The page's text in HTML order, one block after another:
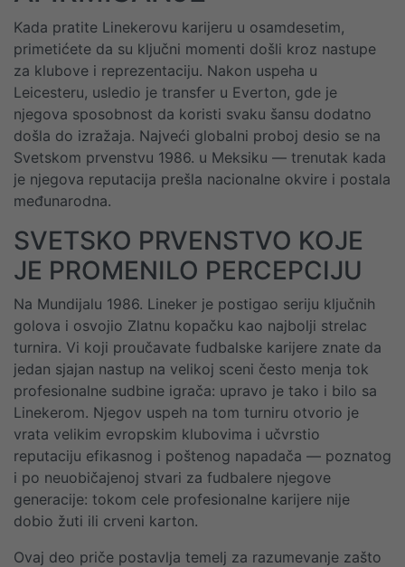
Kada pratite Linekerovu karijeru u osamdesetim,
primetićete da su ključni momenti došli kroz nastupe
za klubove i reprezentaciju. Nakon uspeha u
Leicesteru, usledio je transfer u Everton, gde je
njegova sposobnost da koristi svaku šansu dodatno
došla do izražaja. Najveći globalni proboj desio se na
Svetskom prvenstvu 1986. u Meksiku — trenutak kada
je njegova reputacija prešla nacionalne okvire i postala
međunarodna.
SVETSKO PRVENSTVO KOJE
JE PROMENILO PERCEPCIJU
Na Mundijalu 1986. Lineker je postigao seriju ključnih
golova i osvojio Zlatnu kopačku kao najbolji strelac
turnira. Vi koji proučavate fudbalske karijere znate da
jedan sjajan nastup na velikoj sceni često menja tok
profesionalne sudbine igrača: upravo je tako i bilo sa
Linekerom. Njegov uspeh na tom turniru otvorio je
vrata velikim evropskim klubovima i učvrstio
reputaciju efikasnog i poštenog napadača — poznatog
i po neuobičajenoj stvari za fudbalere njegove
generacije: tokom cele profesionalne karijere nije
dobio žuti ili crveni karton.
Ovaj deo priče postavlja temelj za razumevanje zašto